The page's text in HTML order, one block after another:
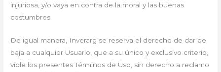
injuriosa, y/o vaya en contra de la moral y las buenas
costumbres.
De igual manera, Inverarg se reserva el derecho de dar de
baja a cualquier Usuario, que a su único y exclusivo criterio,
viole los presentes Términos de Uso, sin derecho a reclamo